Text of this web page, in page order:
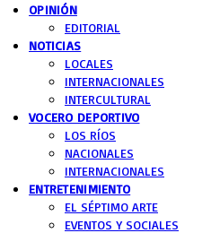
OPINIÓN
EDITORIAL
NOTICIAS
LOCALES
INTERNACIONALES
INTERCULTURAL
VOCERO DEPORTIVO
LOS RÍOS
NACIONALES
INTERNACIONALES
ENTRETENIMIENTO
EL SÉPTIMO ARTE
EVENTOS Y SOCIALES